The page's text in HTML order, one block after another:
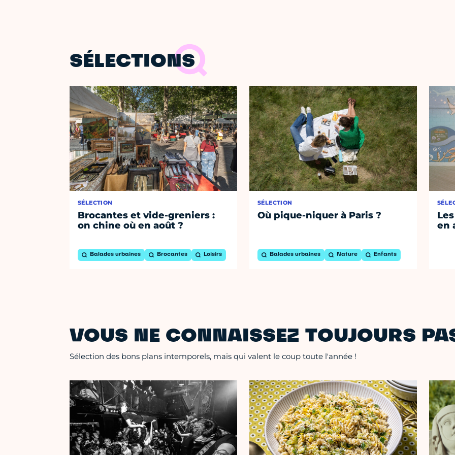
SÉLECTIONS
SÉLECTION
Brocantes et vide-greniers :
on chine où en août ?
Balades urbaines Brocantes Loisirs
SÉLECTION
Où pique-niquer à Paris ?
Balades urbaines Nature Enfants
en
VOUS NE CONNAISSEZ TOUJOURS
Sélection des bons plans intemporels, mais qui valent le coup toute l'année !